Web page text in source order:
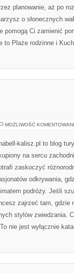
planowanie, aż po
o słonecznych
Ci zamienić
to Plaże rodzinne i
MOŻLIWOŚĆ
kalisz.pl to blog
na sercu
zaskoczyć
odkrywania,
podróży. Jeśli
zajrzeć tam, gdzie
stylów zwiedzania.
nie jest wyłącznie